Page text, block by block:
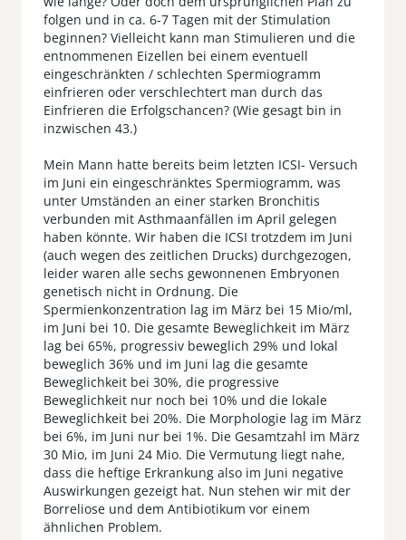
folgen und in ca. 6-7 Tagen mit der Stimulation
beginnen? Vielleicht kann man Stimulieren und die
entnommenen Eizellen bei einem eventuell
eingeschränkten / schlechten Spermiogramm
einfrieren oder verschlechtert man durch das
Einfrieren die Erfolgschancen? (Wie gesagt bin in
inzwischen 43.)
Mein Mann hatte bereits beim letzten ICSI- Versuch
im Juni ein eingeschränktes Spermiogramm, was
unter Umständen an einer starken Bronchitis
verbunden mit Asthmaanfällen im April gelegen
haben könnte. Wir haben die ICSI trotzdem im Juni
(auch wegen des zeitlichen Drucks) durchgezogen,
leider waren alle sechs gewonnenen Embryonen
genetisch nicht in Ordnung. Die
Spermienkonzentration lag im März bei 15 Mio/ml,
im Juni bei 10. Die gesamte Beweglichkeit im März
lag bei 65%, progressiv beweglich 29% und lokal
beweglich 36% und im Juni lag die gesamte
Beweglichkeit bei 30%, die progressive
Beweglichkeit nur noch bei 10% und die lokale
Beweglichkeit bei 20%. Die Morphologie lag im März
bei 6%, im Juni nur bei 1%. Die Gesamtzahl im März
30 Mio, im Juni 24 Mio. Die Vermutung liegt nahe,
dass die heftige Erkrankung also im Juni negative
Auswirkungen gezeigt hat. Nun stehen wir mit der
Borreliose und dem Antibiotikum vor einem
ähnlichen Problem.